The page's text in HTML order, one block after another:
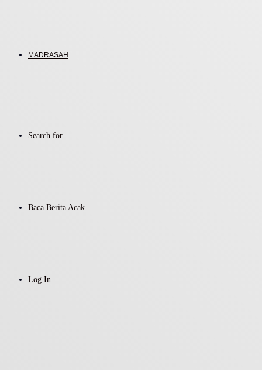
MADRASAH
Search for
Baca Berita Acak
Log In